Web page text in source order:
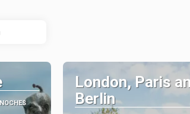
London, Paris
Berlin